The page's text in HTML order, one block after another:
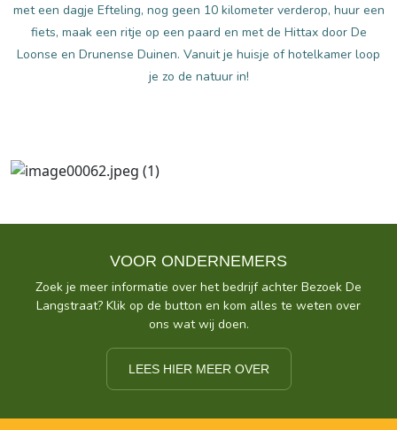
met een dagje Efteling, nog geen 10 kilometer verderop, huur een
fiets, maak een ritje op een paard en met de Hittax door De
Loonse en Drunense Duinen. Vanuit je huisje of hotelkamer loop
je zo de natuur in!
VOOR ONDERNEMERS
Zoek je meer informatie over het bedrijf achter Bezoek De
Langstraat? Klik op de button en kom alles te weten over
ons wat wij doen.
LEES HIER MEER OVER